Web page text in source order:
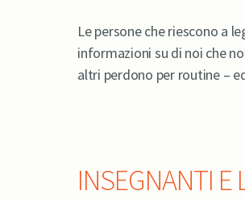
Le persone che riescono a
informazioni su di noi che
altri perdono per routine –
INSEGNANTI E